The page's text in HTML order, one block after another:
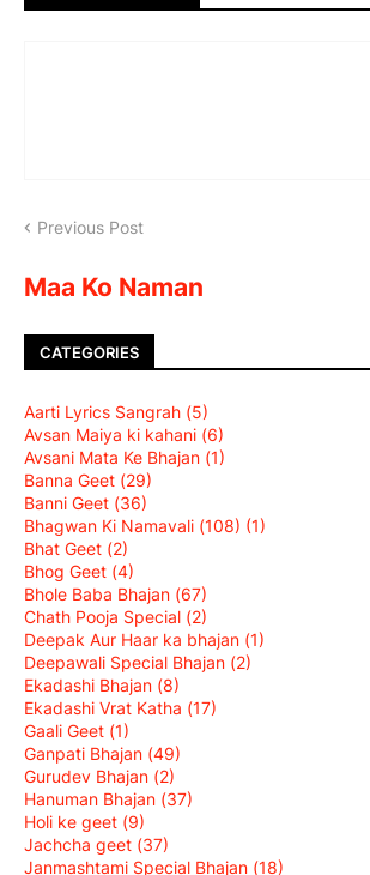
Previous Post
Maa Ko Naman
CATEGORIES
Aarti Lyrics Sangrah (5)
Avsan Maiya ki kahani (6)
Avsani Mata Ke Bhajan (1)
Banna Geet (29)
Banni Geet (36)
Bhagwan Ki Namavali (108) (1)
Bhat Geet (2)
Bhog Geet (4)
Bhole Baba Bhajan (67)
Chath Pooja Special (2)
Deepak Aur Haar ka bhajan (1)
Deepawali Special Bhajan (2)
Ekadashi Bhajan (8)
Ekadashi Vrat Katha (17)
Gaali Geet (1)
Ganpati Bhajan (49)
Gurudev Bhajan (2)
Hanuman Bhajan (37)
Holi ke geet (9)
Jachcha geet (37)
Janmashtami Special Bhajan (18)